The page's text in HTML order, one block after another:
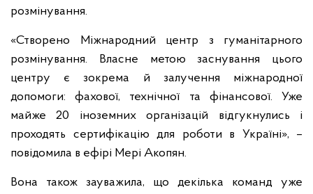
розмінування.
«Створено Міжнародний центр з гуманітарного
розмінування. Власне метою заснування цього
центру є зокрема й залучення міжнародної
допомоги: фахової, технічної та фінансової. Уже
майже 20 іноземних організацій відгукнулись і
проходять сертифікацію для роботи в Україні», –
повідомила в ефірі Мері Акопян.
Вона також зауважила, що декілька команд уже